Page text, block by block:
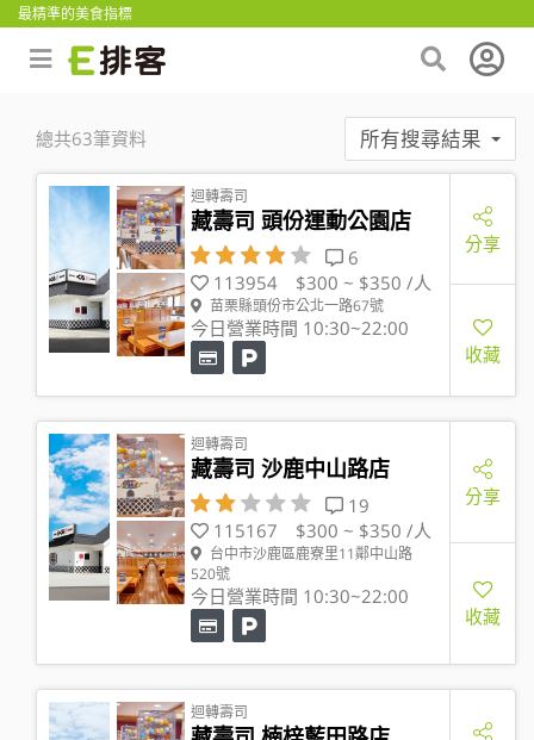
最精準的美食指標
總共63筆資料 所有搜尋結果
迴轉壽司
藏壽司 頭份運動公園店
6
113954
$300 ~ $350 /人
苗栗縣頭份市公北一路67號
今日營業時間 10:30~22:00
分享
收藏
迴轉壽司
藏壽司 沙鹿中山路店
19
115167
$300 ~ $350 /人
台中市沙鹿區鹿寮里11鄰中山路
520號
今日營業時間 10:30~22:00
分享
收藏
迴轉壽司